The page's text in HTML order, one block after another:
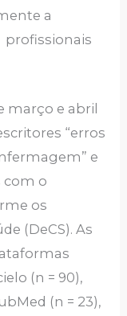
a
profissionais
março e abril
“erros
e
com o
os
(DeCS). As
(n = 90),
(n = 23),